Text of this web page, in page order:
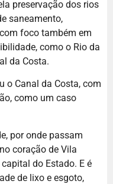
preservação dos rios
saneamento,
foco também em
como o Rio da
da Costa.
o Canal da Costa, com
como um caso
por onde passam
coração de Vila
do Estado. E é
de lixo e esgoto,